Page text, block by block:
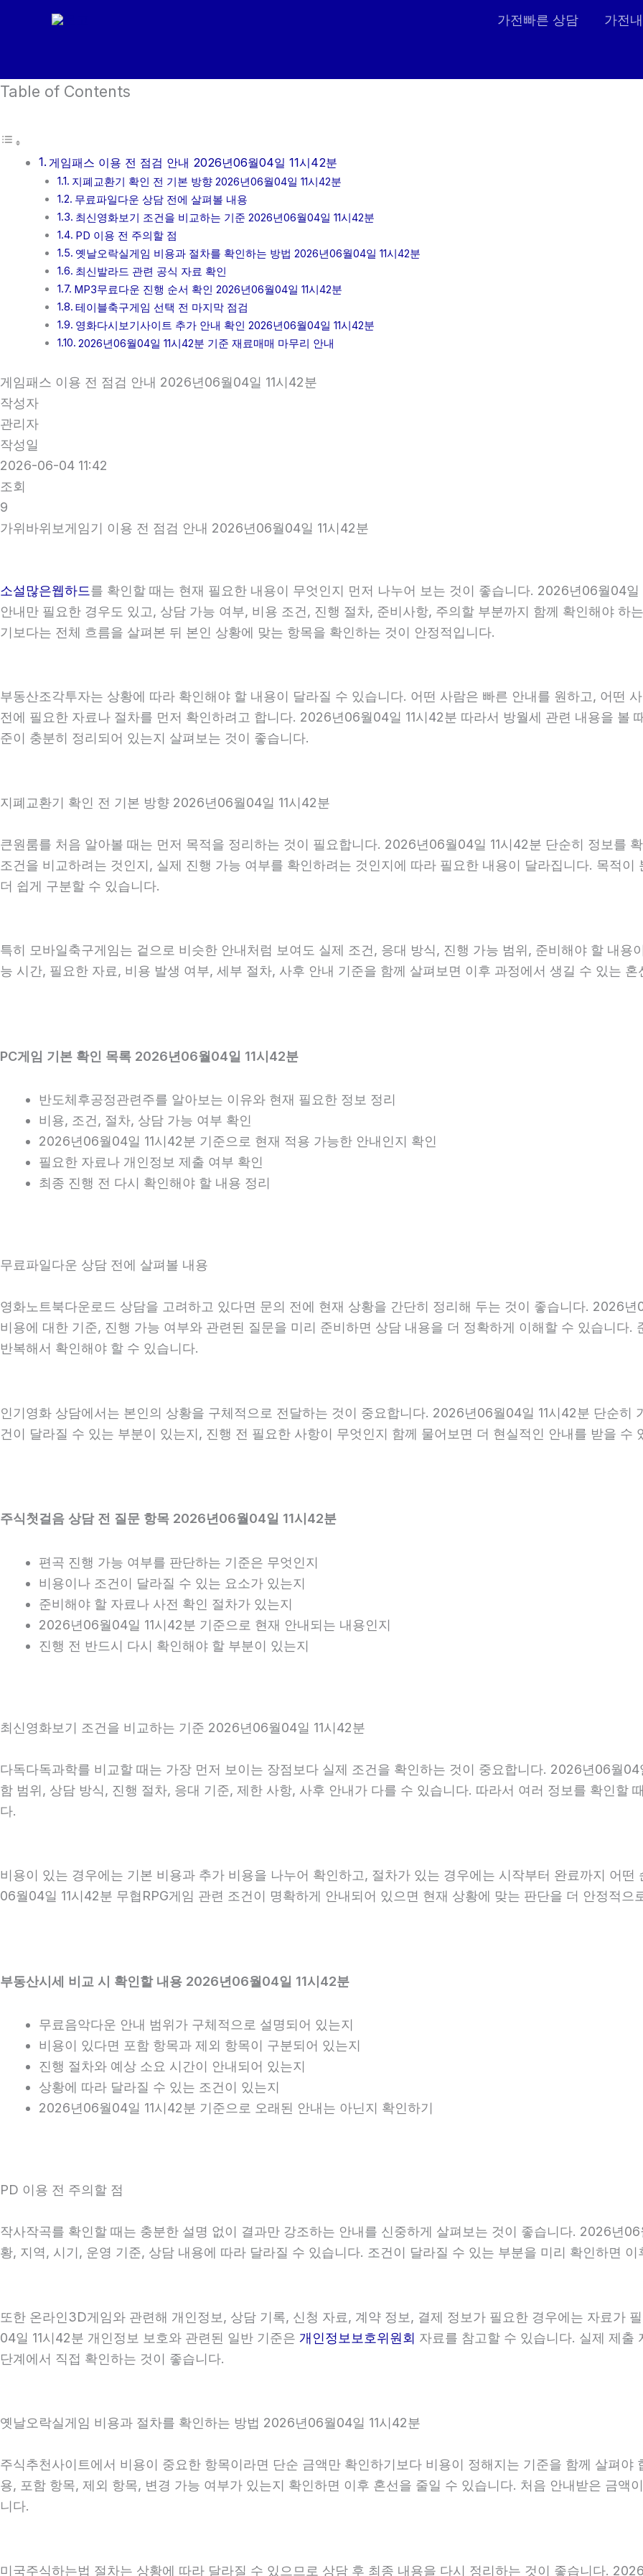
건
뛰
가전빠른 상담 가전
Table of Contents
게임패스 이용 전 점검 안내 2026년06월04일 11시42분
지폐교환기 확인 전 기본 방향 2026년06월04일 11시42분
무료파일다운 상담 전에 살펴볼 내용
최신영화보기 조건을 비교하는 기준 2026년06월04일 11시42분
PD 이용 전 주의할 점
옛날오락실게임 비용과 절차를 확인하는 방법 2026년06월04일 11시42분
최신발라드 관련 공식 자료 확인
MP3무료다운 진행 순서 확인 2026년06월04일 11시42분
테이블축구게임 선택 전 마지막 점검
영화다시보기사이트 추가 안내 확인 2026년06월04일 11시42분
2026년06월04일 11시42분 기준 재료매매 마무리 안내
게임패스 이용 전 점검 안내 2026년06월04일 11시42분
작성자
관리자
작성일
2026-06-04 11:42
조회
9
가위바위보게임기 이용 전 점검 안내 2026년06월04일 11시42분
소설많은웹하드를 확인할 때는 현재 필요한 내용이 무엇인지 먼저 나누어 보는 것이 좋습니다. 2026년06월04
안내만 필요한 경우도 있고, 상담 가능 여부, 비용 조건, 진행 절차, 준비사항, 주의할 부분까지 함께 확인해야 하
기보다는 전체 흐름을 살펴본 뒤 본인 상황에 맞는 항목을 확인하는 것이 안정적입니다.
부동산조각투자는 상황에 따라 확인해야 할 내용이 달라질 수 있습니다. 어떤 사람은 빠른 안내를 원하고, 어떤
전에 필요한 자료나 절차를 먼저 확인하려고 합니다. 2026년06월04일 11시42분 따라서 방월세 관련 내용을 볼
준이 충분히 정리되어 있는지 살펴보는 것이 좋습니다.
지폐교환기 확인 전 기본 방향 2026년06월04일 11시42분
큰원룸를 처음 알아볼 때는 먼저 목적을 정리하는 것이 필요합니다. 2026년06월04일 11시42분 단순히 정보를
조건을 비교하려는 것인지, 실제 진행 가능 여부를 확인하려는 것인지에 따라 필요한 내용이 달라집니다. 목적
더 쉽게 구분할 수 있습니다.
특히 모바일축구게임는 겉으로 비슷한 안내처럼 보여도 실제 조건, 응대 방식, 진행 가능 범위, 준비해야 할 내
능 시간, 필요한 자료, 비용 발생 여부, 세부 절차, 사후 안내 기준을 함께 살펴보면 이후 과정에서 생길 수 있는 혼
PC게임 기본 확인 목록 2026년06월04일 11시42분
반도체후공정관련주를 알아보는 이유와 현재 필요한 정보 정리
비용, 조건, 절차, 상담 가능 여부 확인
2026년06월04일 11시42분 기준으로 현재 적용 가능한 안내인지 확인
필요한 자료나 개인정보 제출 여부 확인
최종 진행 전 다시 확인해야 할 내용 정리
무료파일다운 상담 전에 살펴볼 내용
영화노트북다운로드 상담을 고려하고 있다면 문의 전에 현재 상황을 간단히 정리해 두는 것이 좋습니다. 2026
비용에 대한 기준, 진행 가능 여부와 관련된 질문을 미리 준비하면 상담 내용을 더 정확하게 이해할 수 있습니다
반복해서 확인해야 할 수 있습니다.
인기영화 상담에서는 본인의 상황을 구체적으로 전달하는 것이 중요합니다. 2026년06월04일 11시42분 단순히
건이 달라질 수 있는 부분이 있는지, 진행 전 필요한 사항이 무엇인지 함께 물어보면 더 현실적인 안내를 받을 수
주식첫걸음 상담 전 질문 항목 2026년06월04일 11시42분
편곡 진행 가능 여부를 판단하는 기준은 무엇인지
비용이나 조건이 달라질 수 있는 요소가 있는지
준비해야 할 자료나 사전 확인 절차가 있는지
2026년06월04일 11시42분 기준으로 현재 안내되는 내용인지
진행 전 반드시 다시 확인해야 할 부분이 있는지
최신영화보기 조건을 비교하는 기준 2026년06월04일 11시42분
다독다독과학를 비교할 때는 가장 먼저 보이는 장점보다 실제 조건을 확인하는 것이 중요합니다. 2026년06월
함 범위, 상담 방식, 진행 절차, 응대 기준, 제한 사항, 사후 안내가 다를 수 있습니다. 따라서 여러 정보를 확인할
다.
비용이 있는 경우에는 기본 비용과 추가 비용을 나누어 확인하고, 절차가 있는 경우에는 시작부터 완료까지 어
06월04일 11시42분 무협RPG게임 관련 조건이 명확하게 안내되어 있으면 현재 상황에 맞는 판단을 더 안정적으
부동산시세 비교 시 확인할 내용 2026년06월04일 11시42분
무료음악다운 안내 범위가 구체적으로 설명되어 있는지
비용이 있다면 포함 항목과 제외 항목이 구분되어 있는지
진행 절차와 예상 소요 시간이 안내되어 있는지
상황에 따라 달라질 수 있는 조건이 있는지
2026년06월04일 11시42분 기준으로 오래된 안내는 아닌지 확인하기
PD 이용 전 주의할 점
작사작곡를 확인할 때는 충분한 설명 없이 결과만 강조하는 안내를 신중하게 살펴보는 것이 좋습니다. 2026년
황, 지역, 시기, 운영 기준, 상담 내용에 따라 달라질 수 있습니다. 조건이 달라질 수 있는 부분을 미리 확인하면
또한 온라인3D게임와 관련해 개인정보, 상담 기록, 신청 자료, 계약 정보, 결제 정보가 필요한 경우에는 자료가
04일 11시42분 개인정보 보호와 관련된 일반 기준은 개인정보보호위원회 자료를 참고할 수 있습니다. 실제 제출
단계에서 직접 확인하는 것이 좋습니다.
옛날오락실게임 비용과 절차를 확인하는 방법 2026년06월04일 11시42분
주식추천사이트에서 비용이 중요한 항목이라면 단순 금액만 확인하기보다 비용이 정해지는 기준을 함께 살펴
용, 포함 항목, 제외 항목, 변경 가능 여부가 있는지 확인하면 이후 혼선을 줄일 수 있습니다. 처음 안내받은 금액
니다.
미국주식하는법 절차는 상황에 따라 달라질 수 있으므로 상담 후 최종 내용을 다시 정리하는 것이 좋습니다.